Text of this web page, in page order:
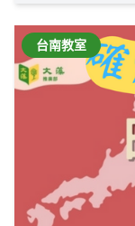
台南教室